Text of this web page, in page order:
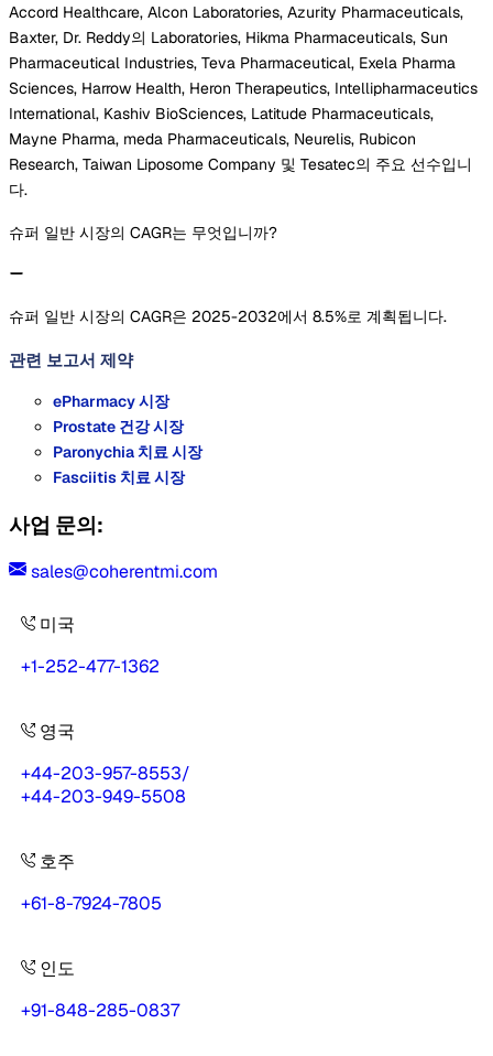
Accord Healthcare, Alcon Laboratories, Azurity Pharmaceuticals,
Baxter, Dr. Reddy의 Laboratories, Hikma Pharmaceuticals, Sun
Pharmaceutical Industries, Teva Pharmaceutical, Exela Pharma
Sciences, Harrow Health, Heron Therapeutics, Intellipharmaceutics
International, Kashiv BioSciences, Latitude Pharmaceuticals,
Mayne Pharma, meda Pharmaceuticals, Neurelis, Rubicon
Research, Taiwan Liposome Company 및 Tesatec의 주요 선수입니
다.
슈퍼 일반 시장의 CAGR는 무엇입니까?
슈퍼 일반 시장의 CAGR은 2025-2032에서 8.5%로 계획됩니다.
관련 보고서 제약
ePharmacy 시장
Prostate 건강 시장
Paronychia 치료 시장
Fasciitis 치료 시장
사업 문의:
sales@coherentmi.com
미국
+1-252-477-1362
영국
+44-203-957-8553/
+44-203-949-5508
호주
+61-8-7924-7805
인도
+91-848-285-0837